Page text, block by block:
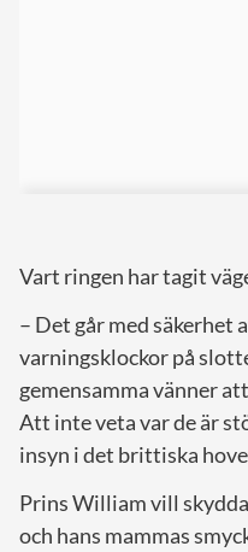
Vart ringen har tagit
– Det går med säkerhet
varningsklockor på
gemensamma vänner
Att inte veta var de är
insyn i det brittiska
Prins William vill
och hans mammas